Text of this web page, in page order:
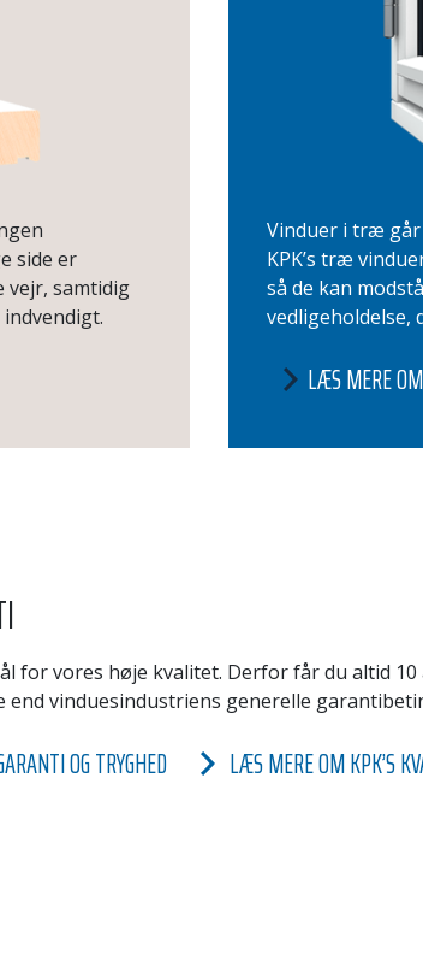
side er
vejr, samtidig
Vinduer i træ går
KPK’s træ
så de kan
vedligeholdelse,
LÆS MERE
for vores høje kvalitet. Derfor får du altid
end vinduesindustriens generelle
OG TRYGHED LÆS MERE OM KPK’S